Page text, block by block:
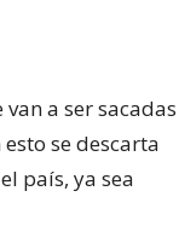
a ser sacadas
se descarta
país, ya sea